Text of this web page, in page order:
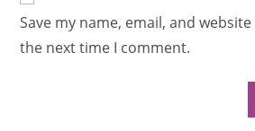
Save my name, email, and
the next time I comment.